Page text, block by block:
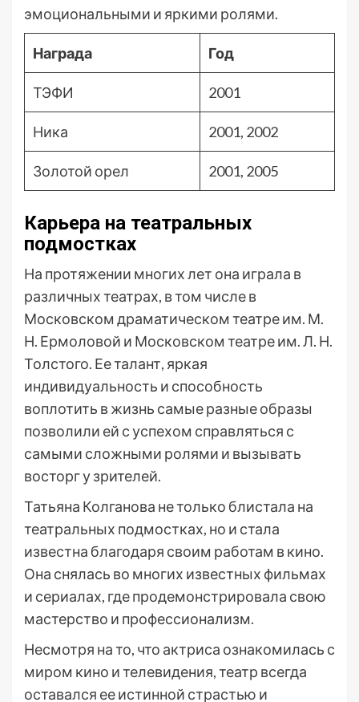
эмоциональными и яркими ролями.
Награда Год
ТЭФИ 2001
Ника 2001, 2002
Золотой орел 2001, 2005
Карьера на театральных
подмостках
На протяжении многих лет она играла в
различных театрах, в том числе в
Московском драматическом театре им. М.
Н. Ермоловой и Московском театре им. Л. Н.
Толстого. Ее талант, яркая
индивидуальность и способность
воплотить в жизнь самые разные образы
позволили ей с успехом справляться с
самыми сложными ролями и вызывать
восторг у зрителей.
Татьяна Колганова не только блистала на
театральных подмостках, но и стала
известна благодаря своим работам в кино.
Она снялась во многих известных фильмах
и сериалах, где продемонстрировала свою
мастерство и профессионализм.
Несмотря на то, что актриса ознакомилась с
миром кино и телевидения, театр всегда
оставался ее истинной страстью и